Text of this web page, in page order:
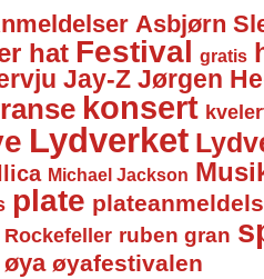
Asbjørn
hat Festival gratis
Jay-Z Jørgen
konsert
Lydverket
Michael Jackson
plate
Rockefeller ruben gran
øya øyafestivalen